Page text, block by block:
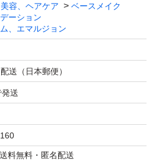
、財布を出品しております。
容、ヘアケア
ベースメイク
ーション
、エマルジョン
送（日本郵便）
送
料無料・匿名配送